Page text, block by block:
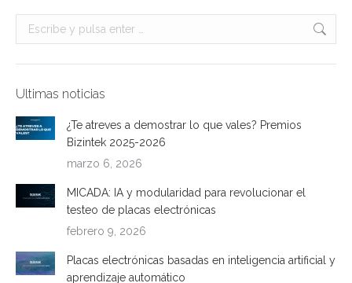
Buscar:
Ultimas noticias
¿Te atreves a demostrar lo que vales? Premios
Bizintek 2025-2026
marzo 6, 2026
MICADA: IA y modularidad para revolucionar el
testeo de placas electrónicas
febrero 9, 2026
Placas electrónicas basadas en inteligencia artificial y
aprendizaje automático